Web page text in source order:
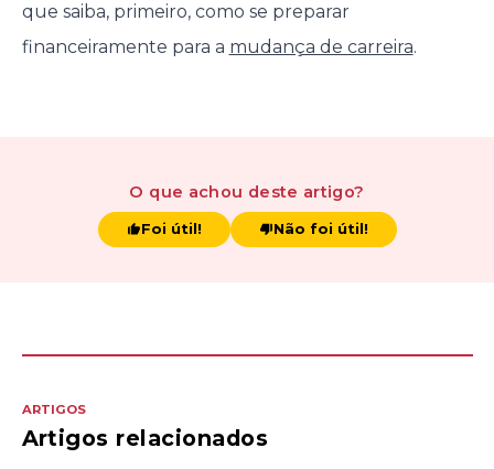
que saiba, primeiro, como se preparar
financeiramente para a mudança de carreira.
O que achou deste artigo?
Foi útil! Não foi útil!
ARTIGOS
Artigos relacionados